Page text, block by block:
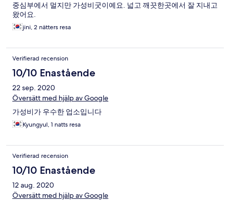
중심부에서 멀지만 가성비굿이예요. 넓고 깨끗한곳에서 잘 지내고
왔어요.
jini, 2 nätters resa
Verifierad recension
10/10 Enastående
22 sep. 2020
Översätt med hjälp av Google
가성비가 우수한 업소입니다
Kyungyul, 1 natts resa
Verifierad recension
10/10 Enastående
12 aug. 2020
Översätt med hjälp av Google